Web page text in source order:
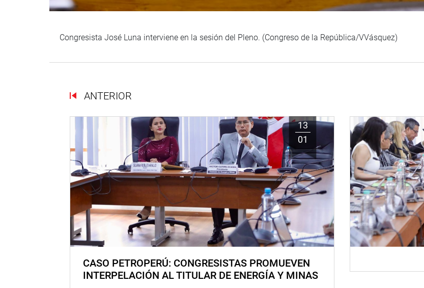
Congresista José Luna interviene en la sesión del Pleno. (Congreso de la República/VVásquez)
ANTERIOR
13
01
CASO PETROPERÚ: CONGRESISTAS PROMUEVEN
INTERPELACIÓN AL TITULAR DE ENERGÍA Y MINAS